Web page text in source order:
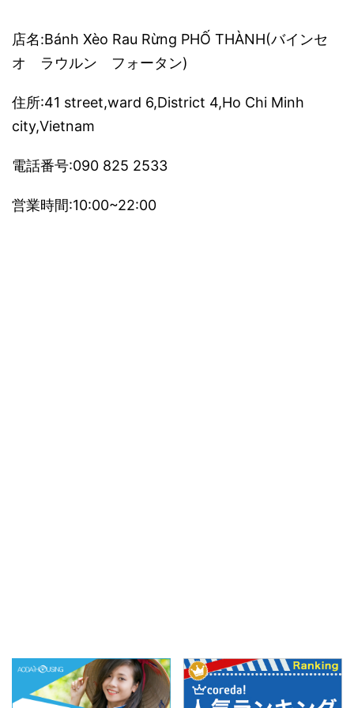
店名:Bánh Xèo Rau Rừng PHỐ THÀNH(バインセ
オ ラウルン フォータン)
住所:41 street,ward 6,District 4,Ho Chi Minh
city,Vietnam
電話番号:090 825 2533
営業時間:10:00~22:00